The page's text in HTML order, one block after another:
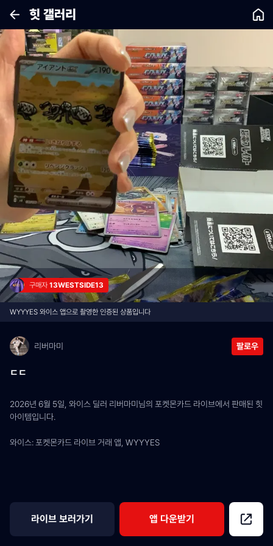
힛 갤러리
구매자 13WESTSIDE13
WYYYES 와이스 앱으로 촬영한 인증된 상품입니다
리버마미 팔로우
ㄷㄷ
2026년 6월 5일, 와이스 딜러 리버마미님의 포켓몬카드 라이브에서 판매된 힛
아이템입니다.
와이스: 포켓몬카드 라이브 거래 앱, WYYYES
라이브 보러가기 앱 다운받기